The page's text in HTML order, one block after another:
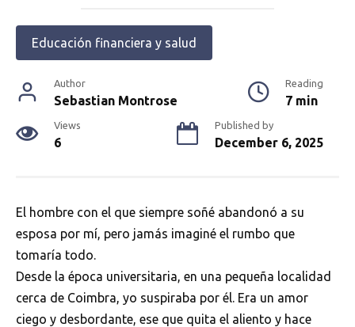
Educación financiera y salud
Author
Sebastian Montrose
Reading
7 min
Views
6
Published by
December 6, 2025
El hombre con el que siempre soñé abandonó a su
esposa por mí, pero jamás imaginé el rumbo que
tomaría todo.
Desde la época universitaria, en una pequeña localidad
cerca de Coimbra, yo suspiraba por él. Era un amor
ciego y desbordante, ese que quita el aliento y hace